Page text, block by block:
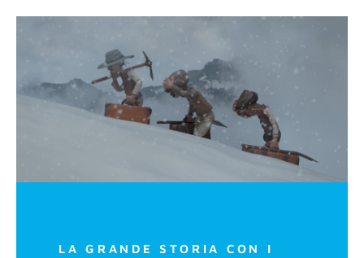
LA GRANDE STORIA CON I